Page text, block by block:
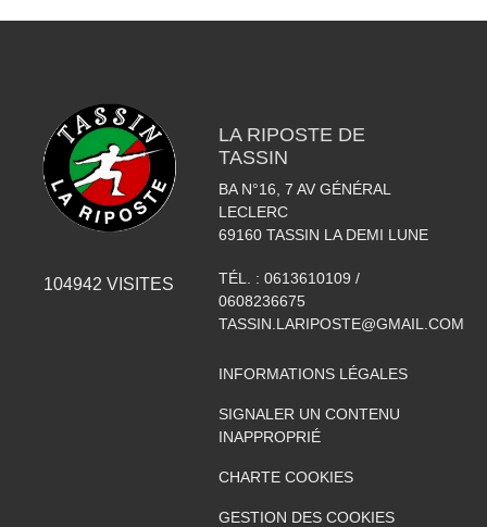
104942 VISITES
LA RIPOSTE DE
TASSIN
BA N°16, 7 AV GÉNÉRAL
LECLERC
69160 TASSIN LA DEMI LUNE
TÉL. : 0613610109 /
0608236675
TASSIN.LARIPOSTE@GMAIL.COM
INFORMATIONS LÉGALES
SIGNALER UN CONTENU
INAPPROPRIÉ
CHARTE COOKIES
GESTION DES COOKIES